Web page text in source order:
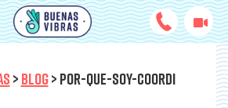
> BLOG> POR-QUE-SOY-COORDI